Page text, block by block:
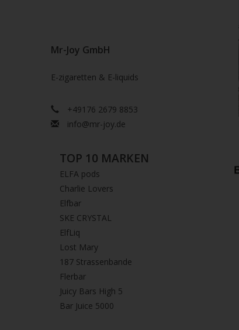
Mr-Joy GmbH
E-zigaretten & E-liquids
+49176 2679 8853
info@mr-joy.de
TOP 10 MARKEN
ELFA pods
Charlie Lovers
Elfbar
SKE CRYSTAL
ElfLiq
Lost Mary
187 Strassenbande
Flerbar
Juicy Bars High 5
Bar Juice 5000